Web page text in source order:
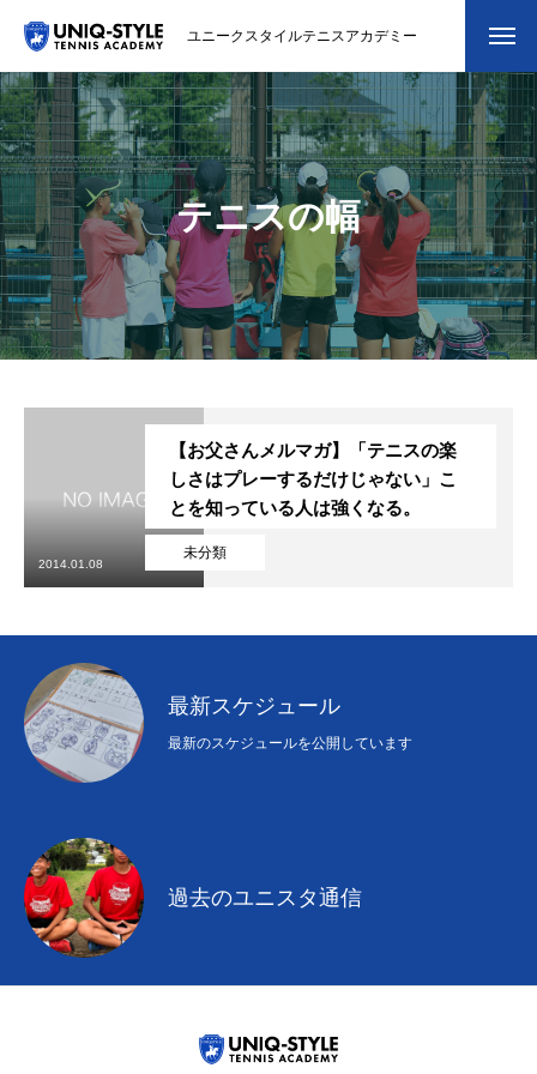
ユニークスタイルテニスアカデミー
初めての方
システム・クラス・料金
スクール紹介・コーチ紹介
大会・イベント
ブログ
会員専用ページ
システム・クラス・料金
テニスの幅
未分類
【お父さんメルマガ】「テニスの楽
しさはプレーするだけじゃない」こ
とを知っている人は強くなる。
2014.01.08
最新スケジュール
最新のスケジュールを公開しています
過去のユニスタ通信